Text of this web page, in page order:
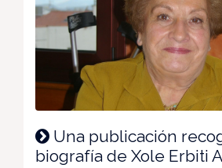
Una publicación
biografía de Xole Erbiti